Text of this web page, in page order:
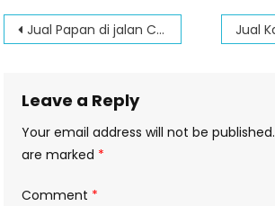
Post
Jual Papan di jalan Ciroyom
Leave a Reply
Your email address will not be published.
are marked *
Comment *